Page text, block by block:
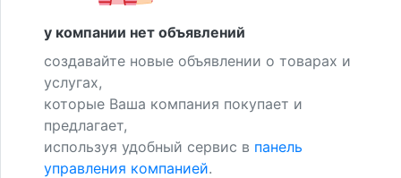
у компании нет объявлений
создавайте новые объявлении о товарах и
услугах,
которые Ваша компания покупает и
предлагает,
используя удобный сервис в панель
управления компанией.